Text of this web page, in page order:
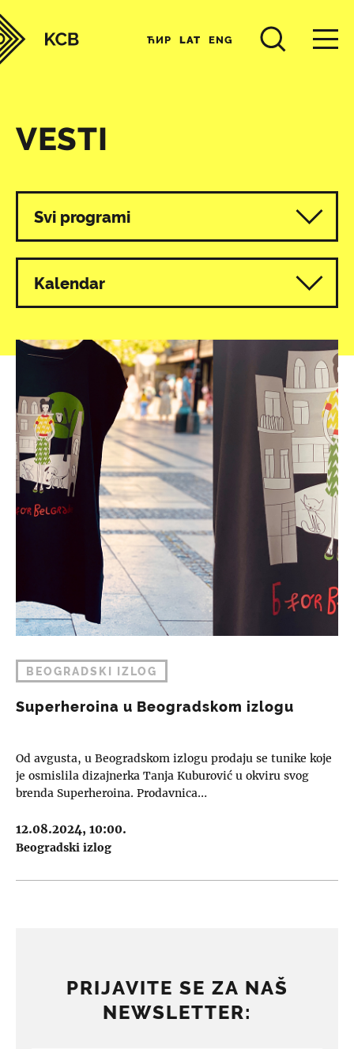
ЋИР LAT ENG
VESTI
Svi programi
Kalendar
BEOGRADSKI IZLOG
Superheroina u Beogradskom izlogu
Od avgusta, u Beogradskom izlogu prodaju se tunike koje
je osmislila dizajnerka Tanja Kuburović u okviru svog
brenda Superheroina. Prodavnica…
12.08.2024, 10:00.
Beogradski izlog
PRIJAVITE SE ZA NAŠ
NEWSLETTER: